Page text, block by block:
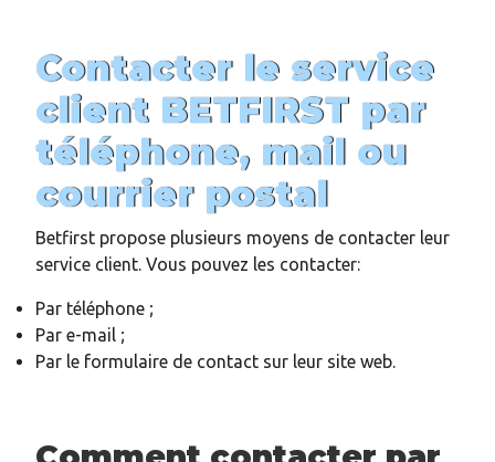
Contacter le service
client BETFIRST par
téléphone, mail ou
courrier postal
Betfirst propose plusieurs moyens de contacter leur
service client. Vous pouvez les contacter:
Par téléphone ;
Par e-mail ;
Par le formulaire de contact sur leur site web.